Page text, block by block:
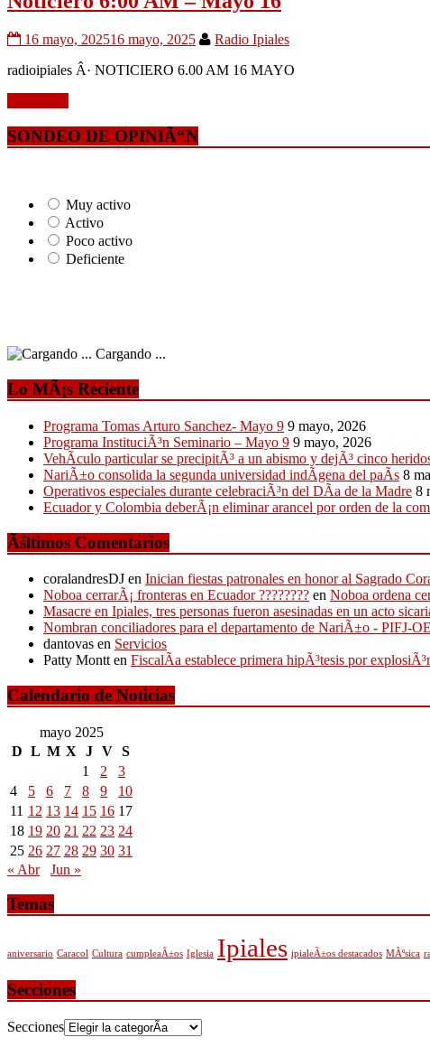
16 mayo, 202516 mayo, 2025
Radio Ipiales
radioipiales Â· NOTICIERO 6.00 AM 16 MAYO
SONDEO DE OPINIÃ“N
Muy activo
Activo
Poco activo
Deficiente
Cargando ...
Lo MÃ¡s Reciente
Programa Tomas Arturo Sanchez- Mayo 9 9 mayo, 2026
Programa InstituciÃ³n Seminario – Mayo 9 9 mayo, 2026
VehÃ­culo particular se precipitÃ³ a un abismo y dejÃ³ cinco
NariÃ±o consolida la segunda universidad indÃ­gena del paÃ­s 8
Operativos especiales durante celebraciÃ³n del DÃ­a de la Madre 8
Ecuador y Colombia deberÃ¡n eliminar arancel por orden de la
Ãšltimos Comentarios
coralandresDJ en Inician fiestas patronales en honor al Sagrado
Noboa cerrarÃ¡ fronteras en Ecuador ???????? en Noboa ordena
Masacre en Ipiales, tres personas fueron asesinadas en un acto
Nombran conciliadores para el departamento de NariÃ±o - PIFJ-
dantovas en Servicios
Patty Montt en FiscalÃ­a establece primera hipÃ³tesis por
Calendario de Noticias
mayo 2025
D L M X J V S
1
2
3
4
5 6 7 8 9
10
11 12 13 14 15 16 17
18 19 20 21 22 23 24
25 26 27 28 29 30 31
« Abr
Jun »
Temas
aniversario Caracol Cultura cumpleaÃ±os Iglesia Ipiales ipialeÃ±os destacados MÃºsica
Secciones
Secciones